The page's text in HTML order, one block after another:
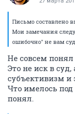
Письмо составлено
Мои замечания
ошибочно" не вам
Не совсем
Это не иск в
субъективизм
Что имелось
понял.